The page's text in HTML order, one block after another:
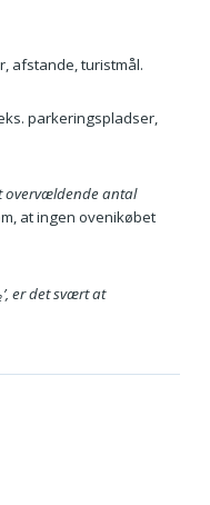
afstande, turistmål.
parkeringspladser,
overvældende antal
at ingen ovenikøbet
er det svært at